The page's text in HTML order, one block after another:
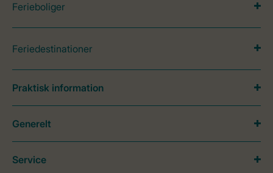
Ferieboliger
Feriedestinationer
Praktisk information
Generelt
Service